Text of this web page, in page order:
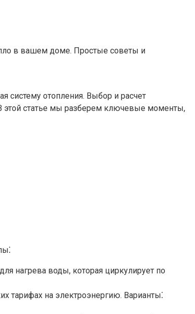
в вашем доме. Простые советы и
систему отопления. Выбор и расчет
этой статье мы разберем ключевые моменты,
нагрева воды, которая циркулирует по
тарифах на электроэнергию. Варианты⁚